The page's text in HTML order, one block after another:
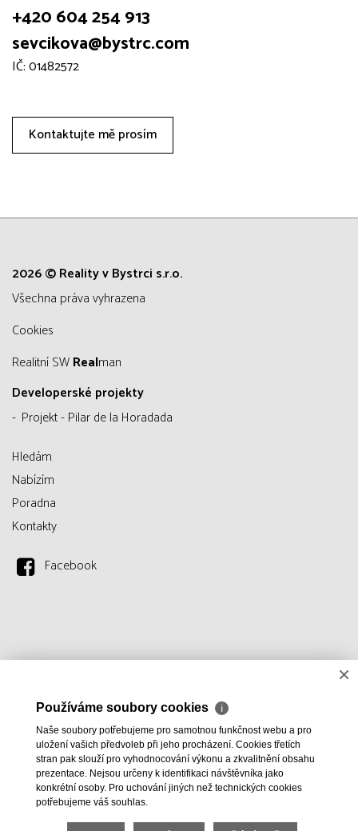
+420 604 254 913
sevcikova@bystrc.com
IČ: 01482572
Kontaktujte mě prosím
2026 © Reality v Bystrci s.r.o.
všechna práva vyhrazena
Cookies
Realitní SWRealman
Developerské projekty
Projekt - Pilar de la Horadada
Hledám
Nabízím
Poradna
Kontakty
Facebook
×
Používáme soubory cookies ℹ
Naše soubory potřebujeme pro samotnou funkčnost webu a pro
uložení vašich předvoleb při jeho procházení. Cookies třetích
stran pak slouží pro vyhodnocování výkonu a zkvalitnění obsahu
prezentace. Nejsou určeny k identifikaci návštěvníka jako
konkrétní osoby. Pro uchování jiných než technických cookies
potřebujeme váš souhlas.